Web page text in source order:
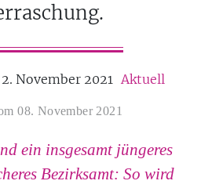
2. November 2021 Aktuell
08. November 2021
ein insgesamt jüngeres
Bezirksamt: So wird